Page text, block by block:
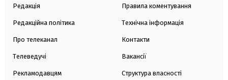
Редакція
Редакційна політика
Про телеканал
Телеведучі
Рекламодавцям
Правила коментування
Технічна інформація
Контакти
Вакансії
Структура власності